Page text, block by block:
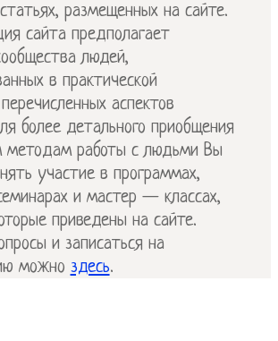
размещенных на сайте.
сайта предполагает
людей,
в практической
аспектов
более детального приобщения
методам работы с людьми Вы
участие в программах,
и мастер — классах,
приведены на сайте.
и записаться на
можно здесь.